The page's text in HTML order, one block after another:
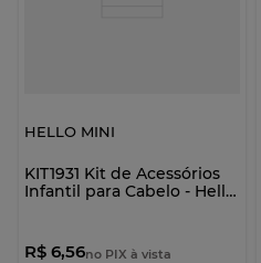
HELLO MINI
KIT1931 Kit de Acessórios
Infantil para Cabelo - Hello
R$ 6,56no PIX à vista